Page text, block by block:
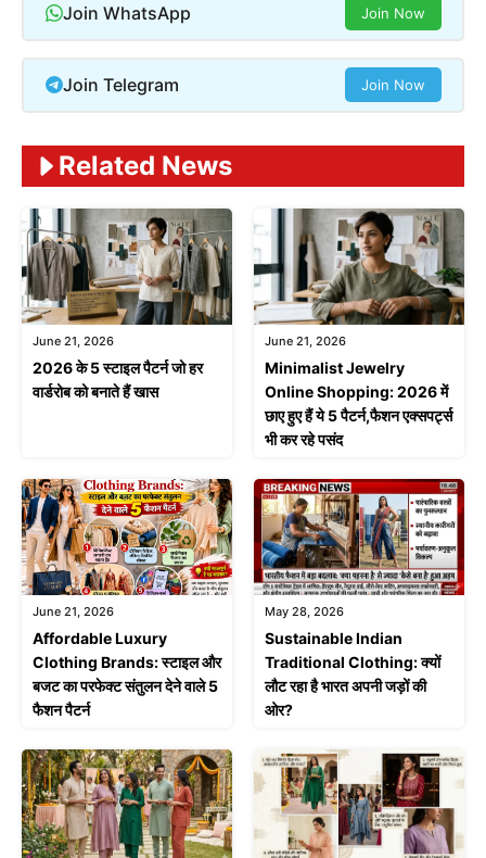
Join WhatsApp Join Now
Join Telegram Join Now
Related News
June 21, 2026
2026 के 5 स्टाइल पैटर्न जो हर
वार्डरोब को बनाते हैं खास
June 21, 2026
Minimalist Jewelry
Online Shopping: 2026 में
छाए हुए हैं ये 5 पैटर्न,फैशन एक्सपर्ट्स
भी कर रहे पसंद
June 21, 2026
Affordable Luxury
Clothing Brands: स्टाइल और
बजट का परफेक्ट संतुलन देने वाले 5
फैशन पैटर्न
May 28, 2026
Sustainable Indian
Traditional Clothing: क्यों
लौट रहा है भारत अपनी जड़ों की
ओर?